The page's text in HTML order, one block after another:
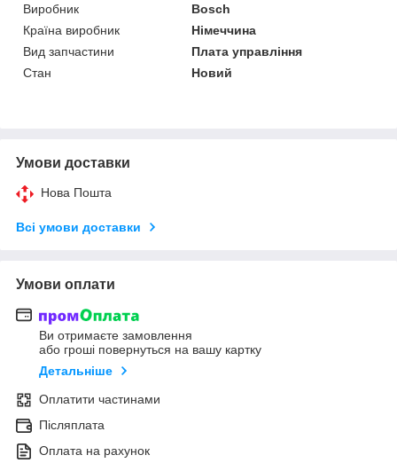
Виробник
Bosch
Країна виробник
Німеччина
Вид запчастини
Плата управління
Стан
Новий
Умови доставки
Нова Пошта
Всі умови доставки
Умови оплати
Ви отримаєте замовлення
або гроші повернуться на вашу картку
Детальніше
Оплатити частинами
Післяплата
Оплата на рахунок